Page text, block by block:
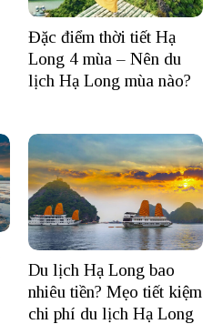
Đặc điểm thời tiết Hạ
Long 4 mùa – Nên du
lịch Hạ Long mùa nào?
Du lịch Hạ Long bao
nhiêu tiền? Mẹo tiết kiệm
chi phí du lịch Hạ Long